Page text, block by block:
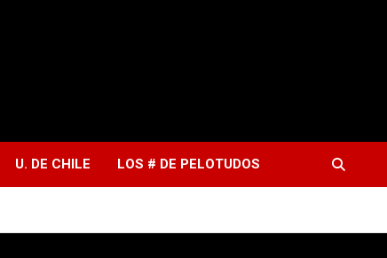
U. DE CHILE LOS # DE PELOTUDOS